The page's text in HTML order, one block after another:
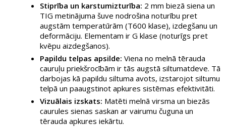
Stiprība un karstumizturība: 2 mm biezā siena un
TIG metinājuma šuve nodrošina noturību pret
augstām temperatūrām (T600 klase), izdegšanu un
deformāciju. Elementam ir G klase (noturīgs pret
kvēpu aizdegšanos).
Papildu telpas apsilde: Viena no melnā tērauda
cauruļu priekšrocībām ir tās augstā siltumatdeve. Tā
darbojas kā papildu siltuma avots, izstarojot siltumu
telpā un paaugstinot apkures sistēmas efektivitāti.
Vizuālais izskats: Matēti melnā virsma un biezās
caurules sienas saskan ar vairumu čuguna un
tērauda apkures iekārtu.